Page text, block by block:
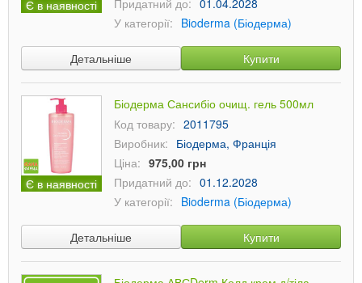
Є в наявності
Придатний до: 01.04.2028
У категорії: Bioderma (Біодерма)
Детальніше Купити
Є в наявності
Біодерма Сансибіо очищ. гель 500мл
Код товару: 2011795
Виробник: Біодерма, Франція
Ціна: 975,00 грн
Придатний до: 01.12.2028
У категорії: Bioderma (Біодерма)
Детальніше Купити